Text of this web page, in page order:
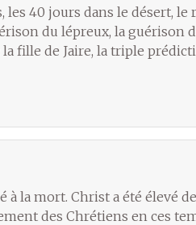
40 jours dans le désert, le
du lépreux, la guérison
fille de Jaire, la triple
à la mort. Christ a été élevé
des Chrétiens en ces